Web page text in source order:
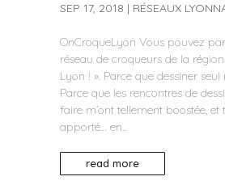
SEP 17, 2018 | RÉSEAUX
OnCroqueLyon Vous pouvez
réseau de croqueurs de la
Lyon ! ». Parce que dessiner seul
Parce que les rencontres de
faire m’ont tellement boostée, et
apporté… en...
read more